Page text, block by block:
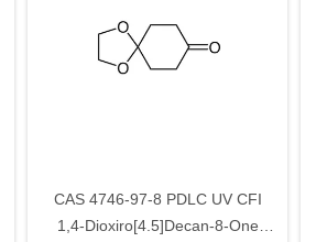
CAS 4746-97-8 PDLC UV CFI
1,4-Dioxiro[4.5]Decan-8-One